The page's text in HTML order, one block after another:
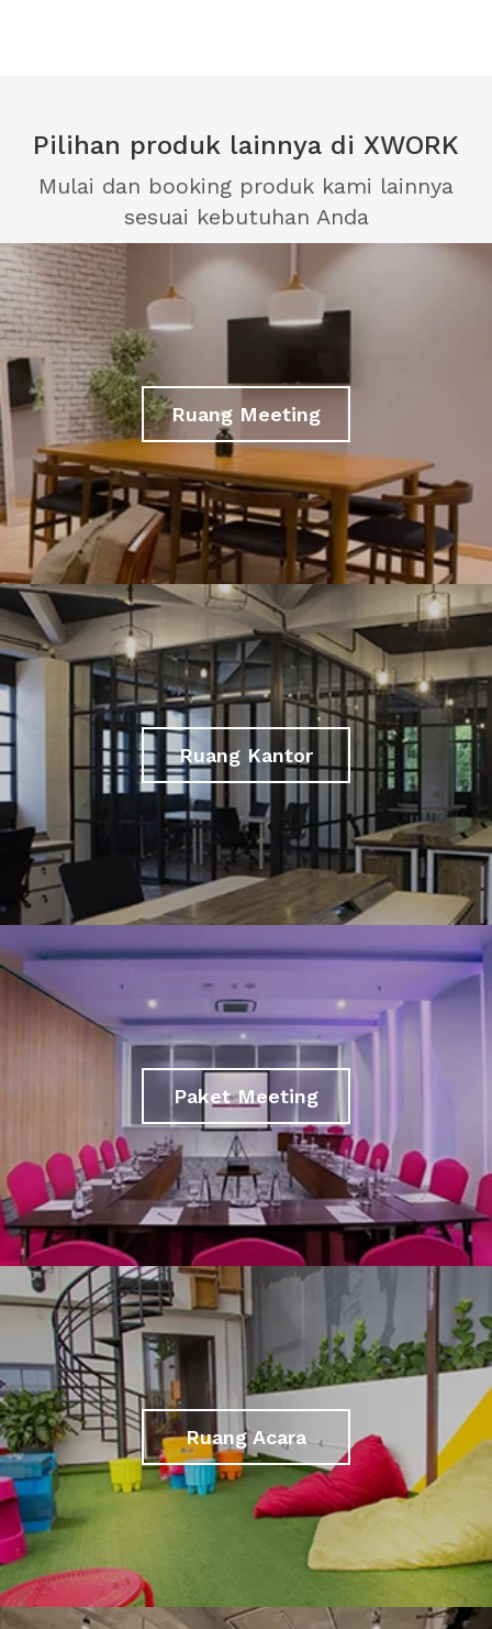
Pilihan produk lainnya di XWORK
Mulai dan booking produk kami lainnya
sesuai kebutuhan Anda
Ruang Meeting
Ruang Kantor
Paket Meeting
Ruang Acara